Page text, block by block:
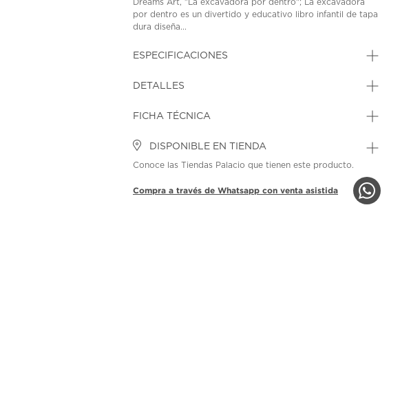
Dreams Art, "La excavadora por dentro"; La excavadora
por dentro es un divertido y educativo libro infantil de tapa
dura diseña...
ESPECIFICACIONES
DETALLES
FICHA TÉCNICA
DISPONIBLE EN TIENDA
Conoce las Tiendas Palacio que tienen este producto.
Compra a través de Whatsapp con venta asistida